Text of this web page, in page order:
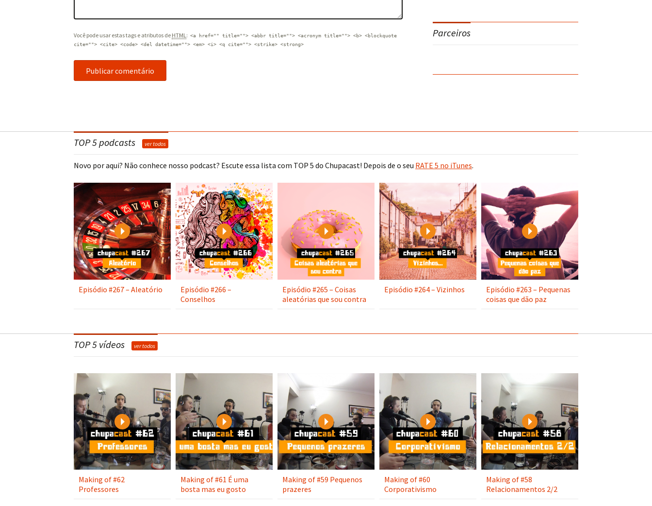
Você pode usar estas tags e atributos de HTML: <a href="" title=""> <abbr title=""> <acronym title=""> <b> <blockquote
cite=""> <cite> <code> <del datetime=""> <em> <i> <q cite=""> <strike> <strong>
Parceiros
TOP 5 podcasts ver todos
Novo por aqui? Não conhece nosso podcast? Escute essa lista com TOP 5 do Chupacast! Depois de o seu RATE 5 no iTunes.
Play
Episódio #267 – Aleatório
Play
Episódio #266 –
Conselhos
Play
Episódio #265 – Coisas
aleatórias que sou contra
Play
Episódio #264 – Vizinhos
Play
Episódio #263 – Pequenas
coisas que dão paz
TOP 5 vídeos ver todos
Play
Making of #62
Professores
Play
Making of #61 É uma
bosta mas eu gosto
Play
Making of #59 Pequenos
prazeres
Play
Making of #60
Corporativismo
Play
Making of #58
Relacionamentos 2/2